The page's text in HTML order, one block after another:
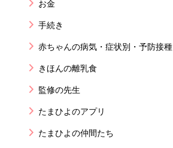
お金
手続き
赤ちゃんの病気・症状別・予防接種
きほんの離乳食
監修の先生
たまひよのアプリ
たまひよの仲間たち